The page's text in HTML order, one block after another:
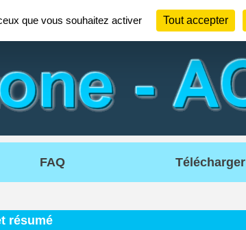
FAQ Télécharger
résumé
que vous souhaitez activer
Tout accepter